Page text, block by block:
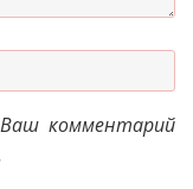
комментарий